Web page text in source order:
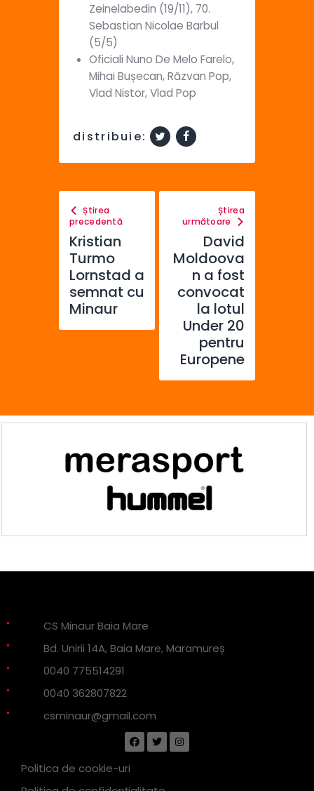
Zeinelabedin (19/11), 70.
Sebastian Nicolae Barbul
(5/5)
Oficiali Nuno De Melo Farelo,
Mihai Bușecan, Răzvan Pop,
Vlad Nistor, Vlad Pop
distribuie:
Știrea
precedentă
Kristian
Turmo
Lornstad a
semnat cu
Minaur
Știrea
următoare
David
Moldoova
n a fost
convocat
la lotul
Under 20
pentru
Europene
CS Minaur Baia Mare
Bd. Unirii 14A, Baia Mare, Maramureș
0040 775514291
0040 362807822
csminaur@gmail.com
Politica de cookie-uri